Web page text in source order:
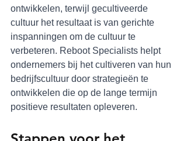
ontwikkelen, terwijl gecultiveerde
cultuur het resultaat is van gerichte
inspanningen om de cultuur te
verbeteren. Reboot Specialists helpt
ondernemers bij het cultiveren van hun
bedrijfscultuur door strategieën te
ontwikkelen die op de lange termijn
positieve resultaten opleveren.